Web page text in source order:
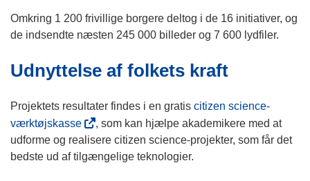
n
n
w
o
e
n
i
n
w
i
Omkring 1 200 frivillige borgere deltog i de 16 initiativer, og
de indsendte næsten 245 000 billeder og 7 600 lydfiler.
Udnyttelse af folkets kraft
Projektets resultater findes i en gratis citizen science-
værktøjskasse(
o
p
, som kan hjælpe akademikere med at
udforme og realisere citizen science-projekter, som får det
bedste ud af tilgængelige teknologier.